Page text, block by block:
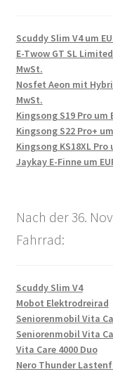
Scuddy Slim V4 um
E-Twow GT SL
MwSt.
Nosfet Aeon mit
MwSt.
Kingsong S19 Pro um
Kingsong S22 Pro+
Kingsong KS18XL
Jaykay E-Finne um
Nach der 36.
Fahrrad:
Scuddy Slim V4
Mobot Elektrodreirad
Seniorenmobil Vita
Seniorenmobil Vita
Vita Care 4000 Duo
Nero Thunder